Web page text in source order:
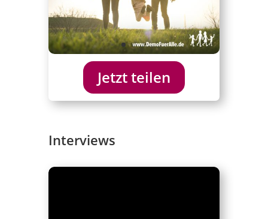
Jetzt teilen
Interviews